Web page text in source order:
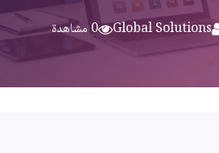
Global Solutions 0 مشاهدة